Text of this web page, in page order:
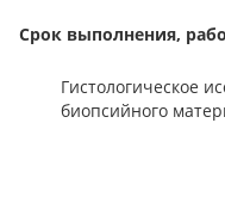
Срок выполнения,
Гистологическое
биопсийного